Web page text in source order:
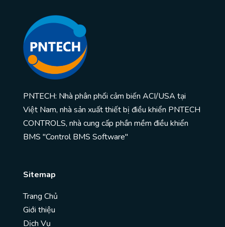
PNTECH: Nhà phân phối cảm biến ACI/USA tại
Việt Nam, nhà sản xuất thiết bị điều khiển PNTECH
CONTROLS, nhà cung cấp phần mềm điều khiển
BMS "Control BMS Software"
Sitemap
Trang Chủ
Giới thiệu
Dịch Vụ